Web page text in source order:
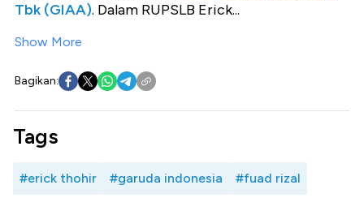
Tbk (GIAA). Dalam RUPSLB Erick...
Show More
Bagikan:
Tags
#erick thohir #garuda indonesia #fuad rizal